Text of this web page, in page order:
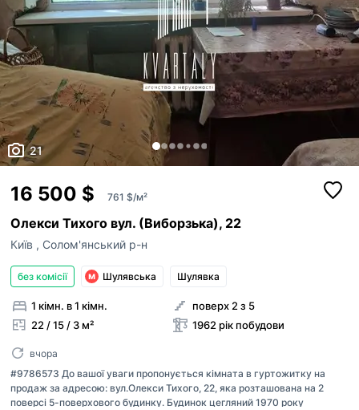
21
16 500 $ 761 $/м²
Олекси Тихого вул. (Виборзька), 22
Київ , Солом'янський р-н
без комісії Шулявська Шулявка
1 кімн. в 1 кімн.
22 / 15 / 3 м²
поверх 2 з 5
1962 рік побудови
вчора
#9786573 До вашої уваги пропонується кімната в гуртожитку на
продаж за адресою: вул.Олекси Тихого, 22, яка розташована на 2
поверсі 5-поверхового будинку. Будинок цегляний 1970 року